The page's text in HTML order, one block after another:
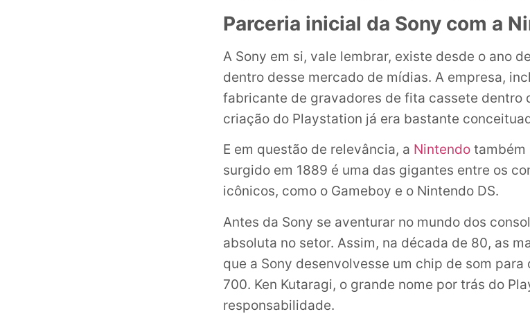
Parceria inicial da Sony com a
A Sony em si, vale lembrar, existe desde o ano
dentro desse mercado de mídias. A empresa,
fabricante de gravadores de fita cassete dentro
criação do Playstation já era bastante
E em questão de relevância, a Nintendo também
surgido em 1889 é uma das gigantes entre os
icônicos, como o Gameboy e o Nintendo DS.
Antes da Sony se aventurar no mundo dos
absoluta no setor. Assim, na década de 80, as
que a Sony desenvolvesse um chip de som para
700. Ken Kutaragi, o grande nome por trás do
responsabilidade.